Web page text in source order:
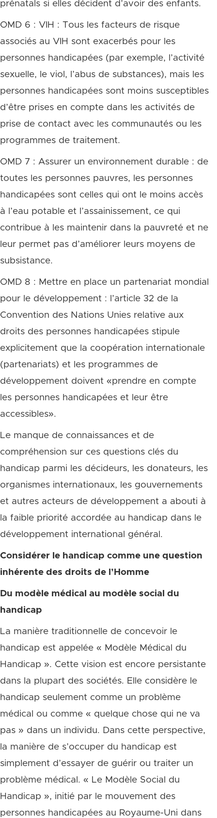
prénatals si elles décident d’avoir des enfants.
OMD 6 : VIH : Tous les facteurs de risque
associés au VIH sont exacerbés pour les
personnes handicapées (par exemple, l’activité
sexuelle, le viol, l’abus de substances), mais les
personnes handicapées sont moins susceptibles
d’être prises en compte dans les activités de
prise de contact avec les communautés ou les
programmes de traitement.
OMD 7 : Assurer un environnement durable : de
toutes les personnes pauvres, les personnes
handicapées sont celles qui ont le moins accès
à l’eau potable et l’assainissement, ce qui
contribue à les maintenir dans la pauvreté et ne
leur permet pas d’améliorer leurs moyens de
subsistance.
OMD 8 : Mettre en place un partenariat mondial
pour le développement : l’article 32 de la
Convention des Nations Unies relative aux
droits des personnes handicapées stipule
explicitement que la coopération internationale
(partenariats) et les programmes de
développement doivent «prendre en compte
les personnes handicapées et leur être
accessibles».
Le manque de connaissances et de
compréhension sur ces questions clés du
handicap parmi les décideurs, les donateurs, les
organismes internationaux, les gouvernements
et autres acteurs de développement a abouti à
la faible priorité accordée au handicap dans le
développement international général.
Considérer le handicap comme une question
inhérente des droits de l’Homme
Du modèle médical au modèle social du
handicap
La manière traditionnelle de concevoir le
handicap est appelée « Modèle Médical du
Handicap ». Cette vision est encore persistante
dans la plupart des sociétés. Elle considère le
handicap seulement comme un problème
médical ou comme « quelque chose qui ne va
pas » dans un individu. Dans cette perspective,
la manière de s’occuper du handicap est
simplement d’essayer de guérir ou traiter un
problème médical. « Le Modèle Social du
Handicap », initié par le mouvement des
personnes handicapées au Royaume-Uni dans